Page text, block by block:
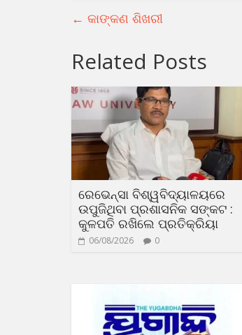
← କାଙ୍କଣ ଶିଖରୀ
Related Posts
ରେଭେନ୍ସା ବିଶ୍ୱବିଦ୍ୟାଳୟରେ
ଉପୁଜିଥିବା ପ୍ରଶାସନିକ ସଙ୍କଟ :
କୁଳପତି ରଖିଲେ ପ୍ରତିକ୍ରିୟା
06/08/2026 0